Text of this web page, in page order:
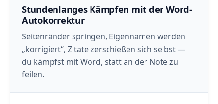
Stundenlanges Kämpfen mit der Word-
Autokorrektur
Seitenränder springen, Eigennamen werden
„korrigiert“, Zitate zerschießen sich selbst —
du kämpfst mit Word, statt an der Note zu
feilen.